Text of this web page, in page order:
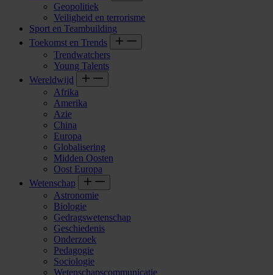
Geopolitiek
Veiligheid en terrorisme
Sport en Teambuilding
Toekomst en Trends
Trendwatchers
Young Talents
Wereldwijd
Afrika
Amerika
Azie
China
Europa
Globalisering
Midden Oosten
Oost Europa
Wetenschap
Astronomie
Biologie
Gedragswetenschap
Geschiedenis
Onderzoek
Pedagogie
Sociologie
Wetenschapscommunicatie